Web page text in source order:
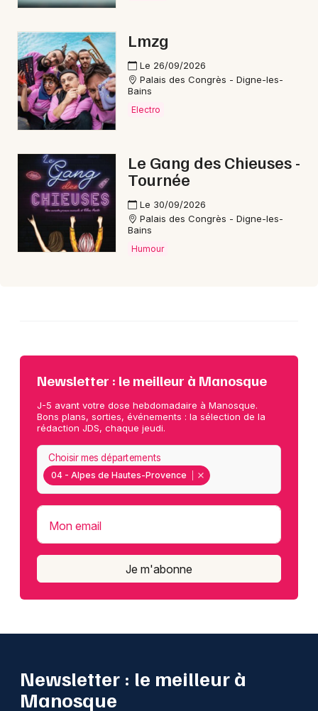
Lmzg
Le 26/09/2026
Palais des Congrès - Digne-les-
Bains
Electro
Le Gang des Chieuses -
Tournée
Le 30/09/2026
Palais des Congrès - Digne-les-
Bains
Humour
Newsletter : le meilleur à Manosque
J-5 avant votre dose hebdomadaire à Manosque.
Bons plans, sorties, événements : la sélection de la
rédaction JDS, chaque jeudi.
04 - Alpes de Hautes-Provence
Choisir mes départements
Mon email
Je m'abonne
Newsletter : le meilleur à
Manosque